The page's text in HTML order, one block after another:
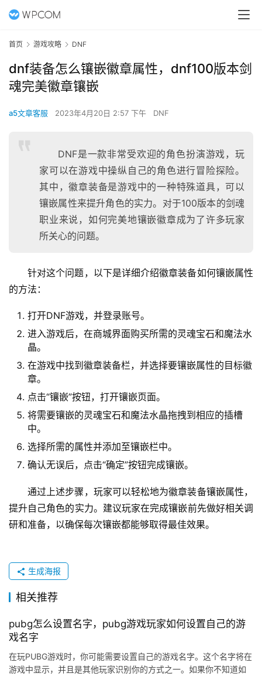
首页 游戏攻略 DNF
dnf装备怎么镶嵌徽章属性，dnf100版本剑
魂完美徽章镶嵌
a5文章客服 2023年4月20日 2:57 下午 DNF
DNF是一款非常受欢迎的角色扮演游戏，玩
家可以在游戏中操纵自己的角色进行冒险探险。
其中，徽章装备是游戏中的一种特殊道具，可以
镶嵌属性来提升角色的实力。对于100版本的剑魂
职业来说，如何完美地镶嵌徽章成为了许多玩家
所关心的问题。
针对这个问题，以下是详细介绍徽章装备如何镶嵌属性
的方法：
打开DNF游戏，并登录账号。
进入游戏后，在商城界面购买所需的灵魂宝石和魔法水
晶。
在游戏中找到徽章装备栏，并选择要镶嵌属性的目标徽
章。
点击“镶嵌”按钮，打开镶嵌页面。
将需要镶嵌的灵魂宝石和魔法水晶拖拽到相应的插槽
中。
选择所需的属性并添加至镶嵌栏中。
确认无误后，点击“确定”按钮完成镶嵌。
通过上述步骤，玩家可以轻松地为徽章装备镶嵌属性，
提升自己角色的实力。建议玩家在完成镶嵌前先做好相关调
研和准备，以确保每次镶嵌都能够取得最佳效果。
生成海报
相关推荐
pubg怎么设置名字，pubg游戏玩家如何设置自己的游
戏名字
在玩PUBG游戏时，你可能需要设置自己的游戏名字。这个名字将在
游戏中显示，并且是其他玩家识别你的方式之一。如果你不知道如